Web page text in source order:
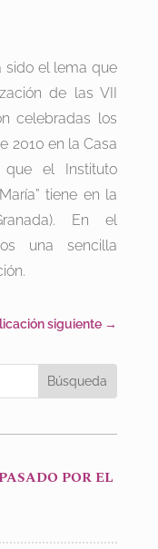
sido el lema que
de las VII
celebradas los
2010 en la Casa
que el Instituto
tiene en la
En el
una sencilla
siguiente →
POR EL